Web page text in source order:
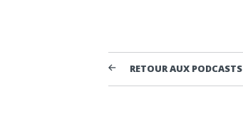
RETOUR AUX PODCASTS